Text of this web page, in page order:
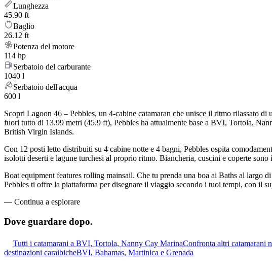
Lunghezza
45.90 ft
Baglio
26.12 ft
Potenza del motore
114 hp
Serbatoio del carburante
1040 l
Serbatoio dell'acqua
600 l
Scopri Lagoon 46 – Pebbles, un 4-cabine catamaran che unisce il ritmo rilassato
fuori tutto di 13.99 metri (45.9 ft), Pebbles ha attualmente base a BVI, Tortola,
British Virgin Islands.
Con 12 posti letto distribuiti su 4 cabine notte e 4 bagni, Pebbles ospita
isolotti deserti e lagune turchesi al proprio ritmo. Biancheria, cuscini e coperte
Boat equipment features rolling mainsail. Che tu prenda una boa ai Baths al
Pebbles ti offre la piattaforma per disegnare il viaggio secondo i tuoi tempi, con il
— Continua a esplorare
Dove guardare dopo.
Tutti i catamarani a BVI, Tortola, Nanny Cay MarinaConfronta altri catamarani
destinazioni caraibicheBVI, Bahamas, Martinica e Grenada